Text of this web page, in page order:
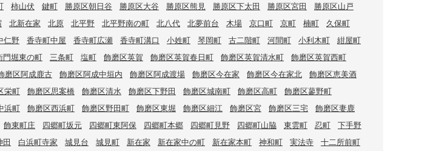
柿山伏 鍵町 勝原区朝日谷 勝原区大谷 勝原区熊見 勝原区下太田 勝原区宮田
勝原区山戸
北新在家 北原 北平野 北平野南の町 北八代 北夢前台 木場 京口町 京町 楠町
久保町
仁野 香寺町中屋 香寺町広瀬 香寺町溝口 小姓町 琴岡町 古二階町 河間町 小利木町
紺屋町
門堀東の町 三条町 塩町 飾磨区英賀 飾磨区英賀春日町 飾磨区英賀清水町
飾磨区英賀西町
磨区阿成鹿古 飾磨区阿成中垣内 飾磨区阿成渡場 飾磨区今在家 飾磨区今在家北
飾磨区恵美酒
栄町 飾磨区思案橋 飾磨区清水 飾磨区下野田 飾磨区城南町 飾磨区高町
飾磨区蓼野町
浜町 飾磨区西浜町 飾磨区野田町 飾磨区東堀 飾磨区細江 飾磨区宮 飾磨区三宅
飾磨区妻鹿
飾東町庄 四郷町坂元 四郷町東阿保 四郷町本郷 四郷町見野 四郷町山脇 東雲町 忍町
下手野
田 白浜町寺家 城見台 城見町 新在家 新在家中の町 新在家本町 神和町 実法寺
十二所前町